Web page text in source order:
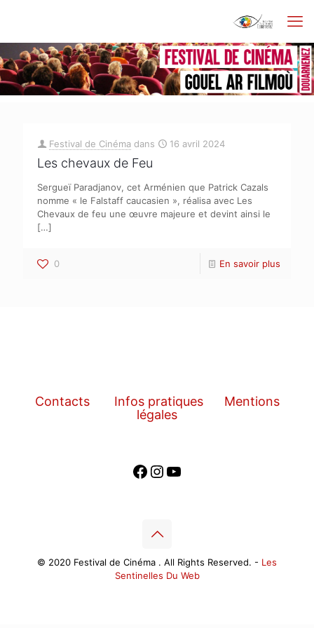
Festival de Cinéma dans 16 avril 2024
Les chevaux de Feu
Sergueï Paradjanov, cet Arménien que Patrick Cazals
nomme « le Falstaff caucasien », réalisa avec Les
Chevaux de feu une œuvre majeure et devint ainsi le
[…]
0 En savoir plus
Contacts Infos pratiques
Mentions
légales
Facebook
Instagram
YouTube
© 2020 Festival de Cinéma . All Rights Reserved. - Les
Sentinelles Du Web